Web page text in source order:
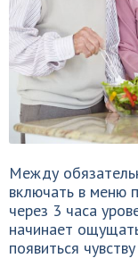
Между
включать в меню
через 3 часа
начинает
появиться